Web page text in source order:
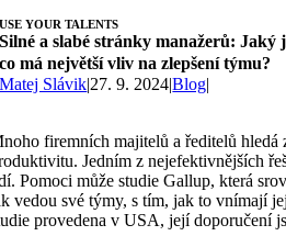
USE YOUR TALENTS
Silné a slabé stránky manažerů: Jaký
co má největší vliv na zlepšení týmu?
Matej Slávik|27. 9. 2024|Blog|
firemních majitelů a ředitelů hledá
Jedním z nejefektivnějších
Pomoci může studie Gallup, která
vedou své týmy, s tím, jak to vnímají
provedena v USA, její doporučení